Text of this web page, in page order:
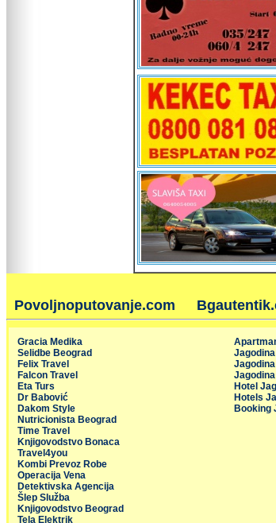
Povoljnoputovanje.com
Gracia Medika
Selidbe Beograd
Felix Travel
Falcon Travel
Eta Turs
Dr Babović
Dakom Style
Nutricionista Beograd
Time Travel
Knjigovodstvo Bonaca
Travel4you
Kombi Prevoz Robe
Operacija Vena
Detektivska Agencija
Šlep Služba
Knjigovodstvo Beograd
Tela Elektrik
Hotel
Hotels
Booking